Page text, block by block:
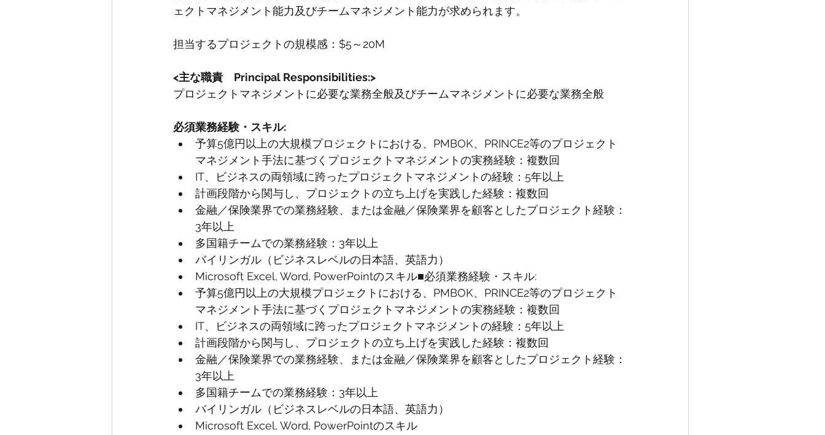
ェクトマネジメント能力及びチームマネジメント能力が求められます。
担当するプロジェクトの規模感：$5～20M
<主な職責　Principal Responsibilities:>
プロジェクトマネジメントに必要な業務全般及びチームマネジメントに必要な業務全般
必須業務経験・スキル:
予算5億円以上の大規模プロジェクトにおける、PMBOK、PRINCE2等のプロジェクト
マネジメント手法に基づくプロジェクトマネジメントの実務経験：複数回
IT、ビジネスの両領域に跨ったプロジェクトマネジメントの経験：5年以上
計画段階から関与し、プロジェクトの立ち上げを実践した経験：複数回
金融／保険業界での業務経験、または金融／保険業界を顧客としたプロジェクト経験：
3年以上
多国籍チームでの業務経験：3年以上
バイリンガル（ビジネスレベルの日本語、英語力）
Microsoft Excel, Word, PowerPointのスキル■必須業務経験・スキル:
予算5億円以上の大規模プロジェクトにおける、PMBOK、PRINCE2等のプロジェクト
マネジメント手法に基づくプロジェクトマネジメントの実務経験：複数回
IT、ビジネスの両領域に跨ったプロジェクトマネジメントの経験：5年以上
計画段階から関与し、プロジェクトの立ち上げを実践した経験：複数回
金融／保険業界での業務経験、または金融／保険業界を顧客としたプロジェクト経験：
3年以上
多国籍チームでの業務経験：3年以上
バイリンガル（ビジネスレベルの日本語、英語力）
Microsoft Excel, Word, PowerPointのスキル